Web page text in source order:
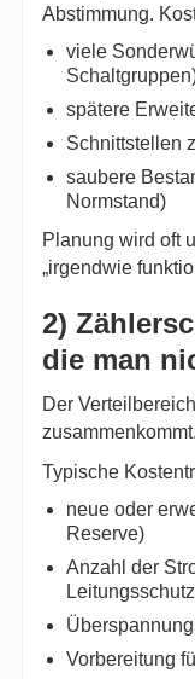
Abstimmung.
viele
spätere
Schnittstellen
saubere
Normstand)
Planung wird oft
„irgendwie
2)
die man
Der
zusammenkommt.
Typische
neue oder
Reserve)
Anzahl der
Vorbereitung